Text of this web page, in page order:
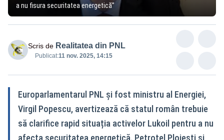
a nu fisura securitatea energetică”
Scris de Realitatea din PNL
Publicat:11 nov. 2025, 14:15
Europarlamentarul PNL și fost ministru al Energiei,
Virgil Popescu, avertizează că statul român trebuie
să clarifice rapid situația activelor Lukoil pentru a nu
afecta securitatea energetică. Petrotel Ploiești și